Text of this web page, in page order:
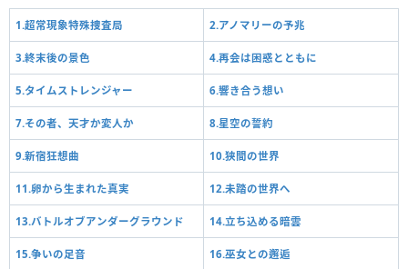
1.超常現象特殊捜査局 2.アノマリーの予兆
3.終末後の景色 4.再会は困惑とともに
5.タイムストレンジャー 6.響き合う想い
7.その者、天才か変人か 8.星空の誓約
9.新宿狂想曲 10.狭間の世界
11.卵から生まれた真実 12.未踏の世界へ
13.バトルオブアンダーグラウンド 14.立ち込める暗雲
15.争いの足音 16.巫女との邂逅